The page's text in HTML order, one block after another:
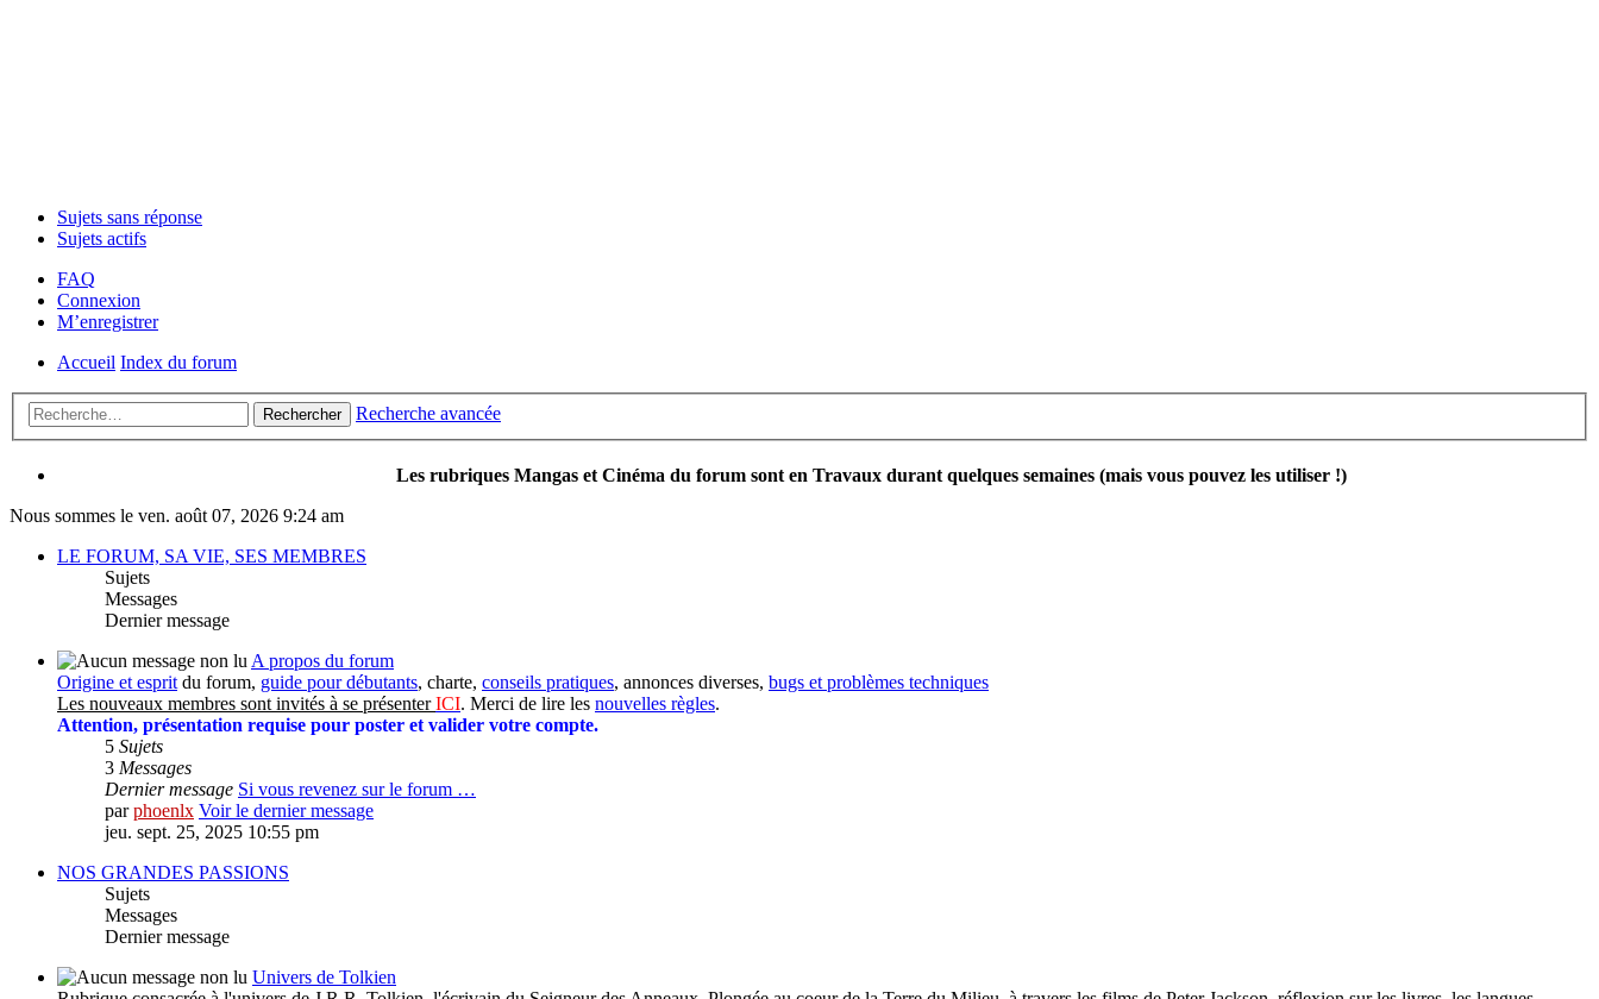
Sujets sans réponse
Sujets actifs
FAQ
Connexion
M’enregistrer
Accueil Index du forum
Rechercher Recherche avancée
Les rubriques Mangas et Cinéma du forum sont en Travaux durant quelques semaines (mais vous pouvez les utiliser !)
Nous sommes le ven. août 07, 2026 9:24 am
LE FORUM, SA VIE, SES MEMBRES
Sujets
Messages
Dernier message
A propos du forum
Origine et esprit du forum, guide pour débutants, charte, conseils pratiques, annonces diverses, bugs et problèmes techniques
Les nouveaux membres sont invités à se présenterICI. Merci de lire les nouvelles règles.
Attention, présentation requise pour poster et valider votre compte.
5 Sujets
3 Messages
Dernier message Si vous revenez sur le forum …
parphoenlx Voir le dernier message
jeu. sept. 25, 2025 10:55 pm
NOS GRANDES PASSIONS
Sujets
Messages
Dernier message
Univers de Tolkien